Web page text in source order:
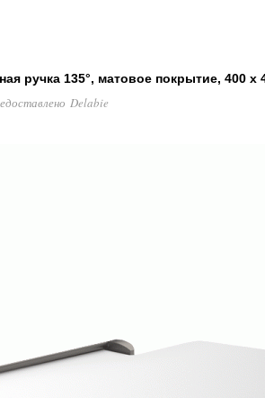
ручка 135°, матовое покрытие, 400 x
Delabie